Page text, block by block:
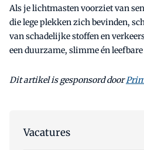
Als je lichtmasten voorziet van
die lege plekken zich bevinden,
van schadelijke stoffen en
een duurzame, slimme én
Dit artikel is gesponsord door
Vacatures